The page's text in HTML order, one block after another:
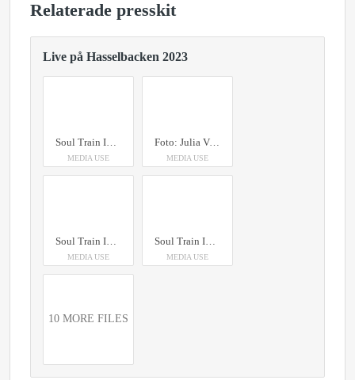
Relaterade presskit
Live på Hasselbacken 2023
Soul Train In The Park (foto: Julia Viklund)
MEDIA USE
Foto: Julia Viklund
MEDIA USE
Soul Train In The Park (foto: Julia Viklund)
MEDIA USE
Soul Train In The Park (foto: Julia Viklund)
MEDIA USE
10 MORE FILES